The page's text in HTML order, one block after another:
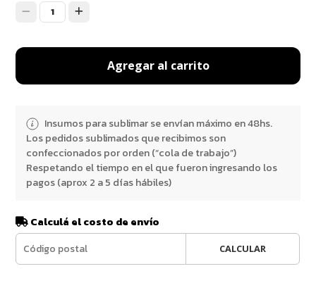
1
Agregar al carrito
Insumos para sublimar se envían máximo en 48hs.
Los pedidos sublimados que recibimos son
confeccionados por orden (“cola de trabajo”)
Respetando el tiempo en el que fueron ingresando los
pagos (aprox 2 a 5 días hábiles)
Calculá el costo de envío
CALCULAR